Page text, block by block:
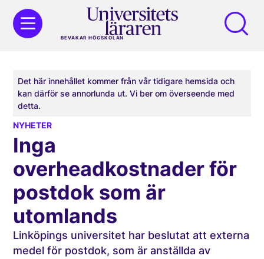
BEVAKAR HÖGSKOLAN
Det här innehållet kommer från vår tidigare hemsida och
kan därför se annorlunda ut. Vi ber om överseende med
detta.
NYHETER
Inga
overheadkostnader för
postdok som är
utomlands
Linköpings universitet har beslutat att externa
medel för postdok, som är anställda av